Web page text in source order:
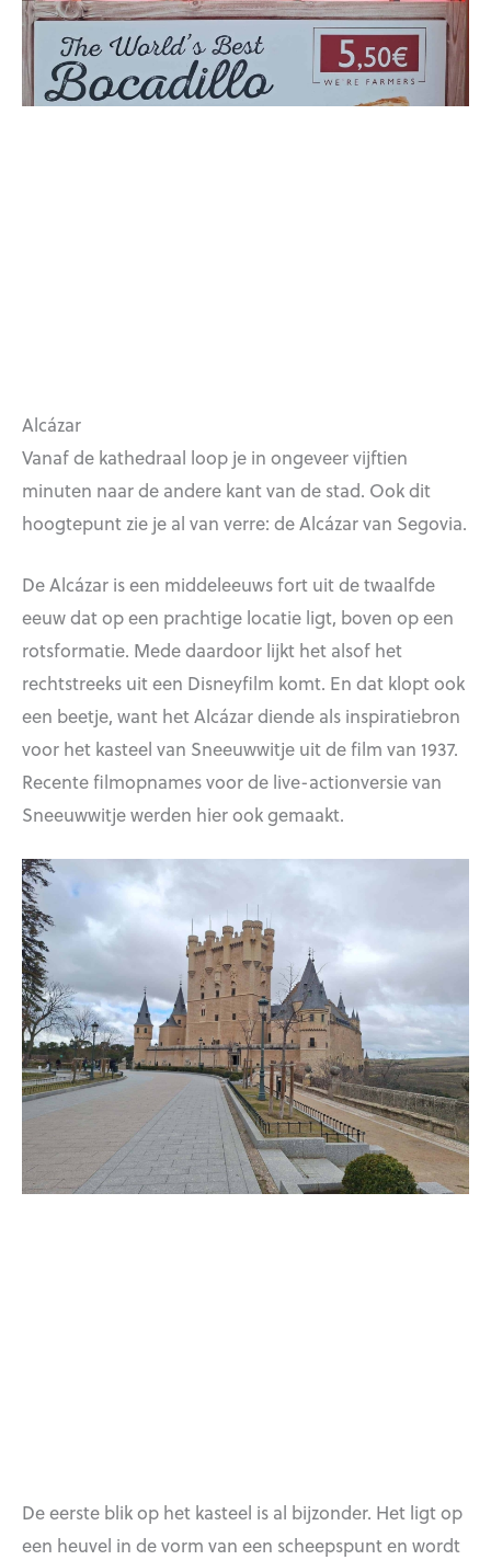
Alcázar
Vanaf de kathedraal loop je in ongeveer vijftien
minuten naar de andere kant van de stad. Ook dit
hoogtepunt zie je al van verre: de Alcázar van Segovia.
De Alcázar is een middeleeuws fort uit de twaalfde
eeuw dat op een prachtige locatie ligt, boven op een
rotsformatie. Mede daardoor lijkt het alsof het
rechtstreeks uit een Disneyfilm komt. En dat klopt ook
een beetje, want het Alcázar diende als inspiratiebron
voor het kasteel van Sneeuwwitje uit de film van 1937.
Recente filmopnames voor de live-actionversie van
Sneeuwwitje werden hier ook gemaakt.
De eerste blik op het kasteel is al bijzonder. Het ligt op
een heuvel in de vorm van een scheepspunt en wordt